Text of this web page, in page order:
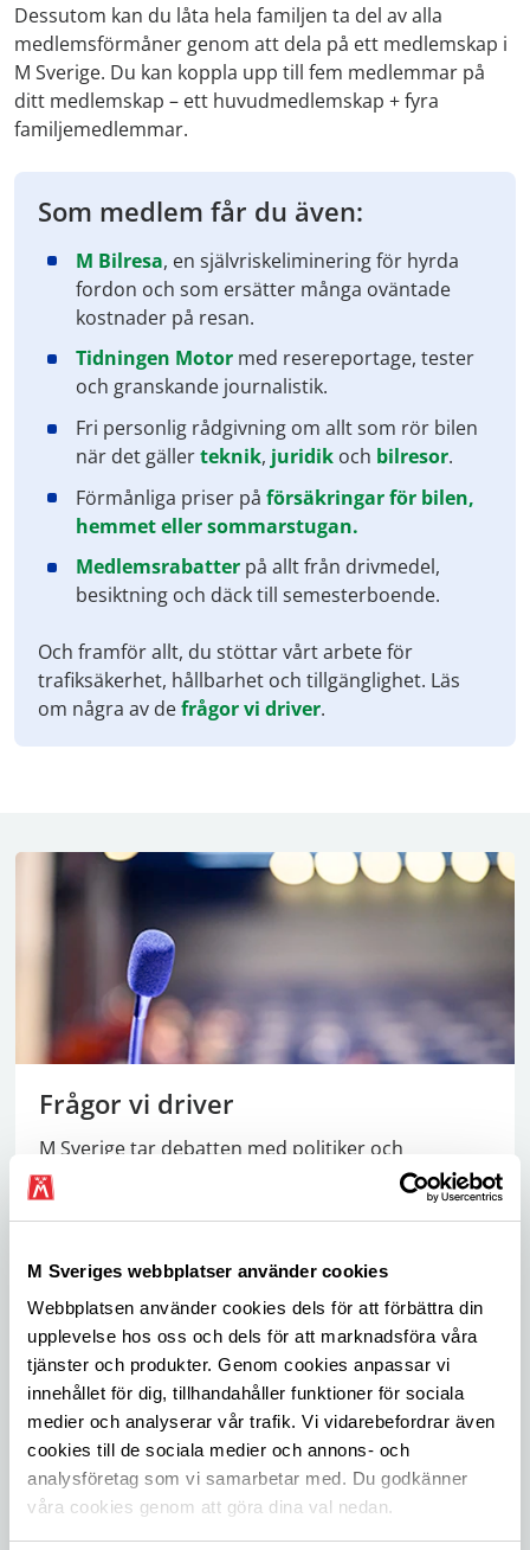
M Sveriges webbplatser använder cookies
Webbplatsen använder cookies dels för att förbättra din
upplevelse hos oss och dels för att marknadsföra våra
tjänster och produkter. Genom cookies anpassar vi
innehållet för dig, tillhandahåller funktioner för sociala
medier och analyserar vår trafik. Vi vidarebefordrar även
cookies till de sociala medier och annons- och
analysföretag som vi samarbetar med. Du godkänner
våra cookies genom att göra dina val nedan.
Dessutom kan du låta hela familjen ta del av alla
medlemsförmåner genom att dela på ett medlemskap i
M Sverige. Du kan koppla upp till fem medlemmar på
ditt medlemskap – ett huvudmedlemskap + fyra
familjemedlemmar.
Som medlem får du även:
M Bilresa, en självriskeliminering för hyrda
fordon och som ersätter många oväntade
kostnader på resan.
Tidningen Motor med resereportage, tester
och granskande journalistik.
Fri personlig rådgivning om allt som rör bilen
när det gällerteknik, juridik och bilresor.
Förmånliga priser på försäkringar för bilen,
hemmet eller sommarstugan.
Medlemsrabatter på allt från drivmedel,
besiktning och däck till semesterboende.
Och framför allt, du stöttar vårt arbete för
trafiksäkerhet, hållbarhet och tillgänglighet. Läs
om några av defrågor vi driver.
Frågor vi driver
M Sverige tar debatten med politiker och
beslutsfattare i frågor som berör och påverkar
bilistens vardag. Här är frågorna vi driver nu.
Rabatter & förmåner